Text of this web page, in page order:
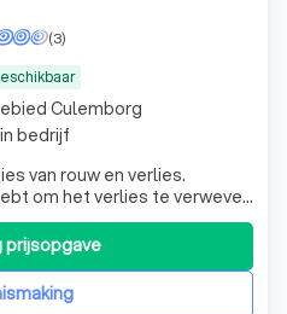
(3)
van rouw en verlies.
om het verlies te verweven
prijsopgave
Culemborg
bedrijf